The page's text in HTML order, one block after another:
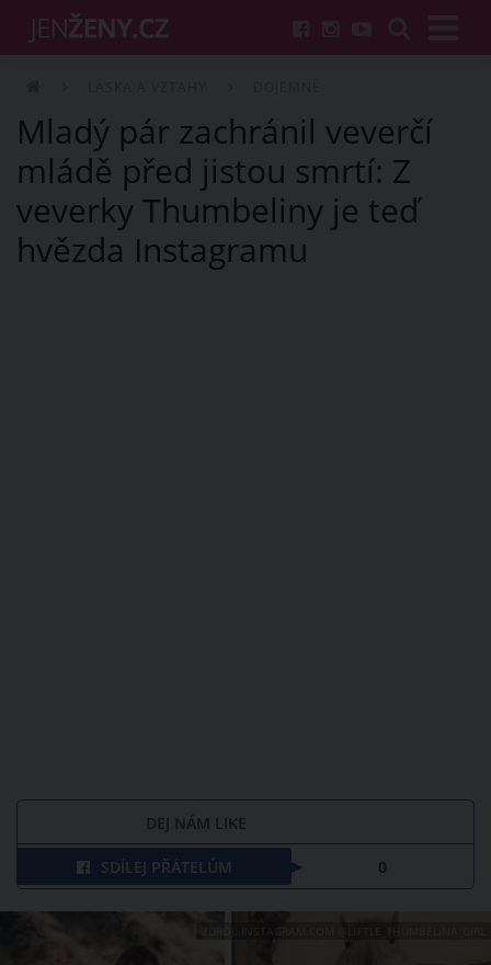
Mladý pár zachránil veverčí
mládě před jistou smrtí: Z
veverky Thumbeliny je teď
hvězda Instagramu
DEJ NÁM LIKE
SDÍLEJ PŘÁTELŮM 0